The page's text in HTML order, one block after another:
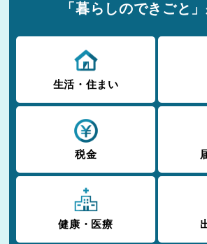
「暮らしのできごと」
生活・住まい
税金
健康・医療